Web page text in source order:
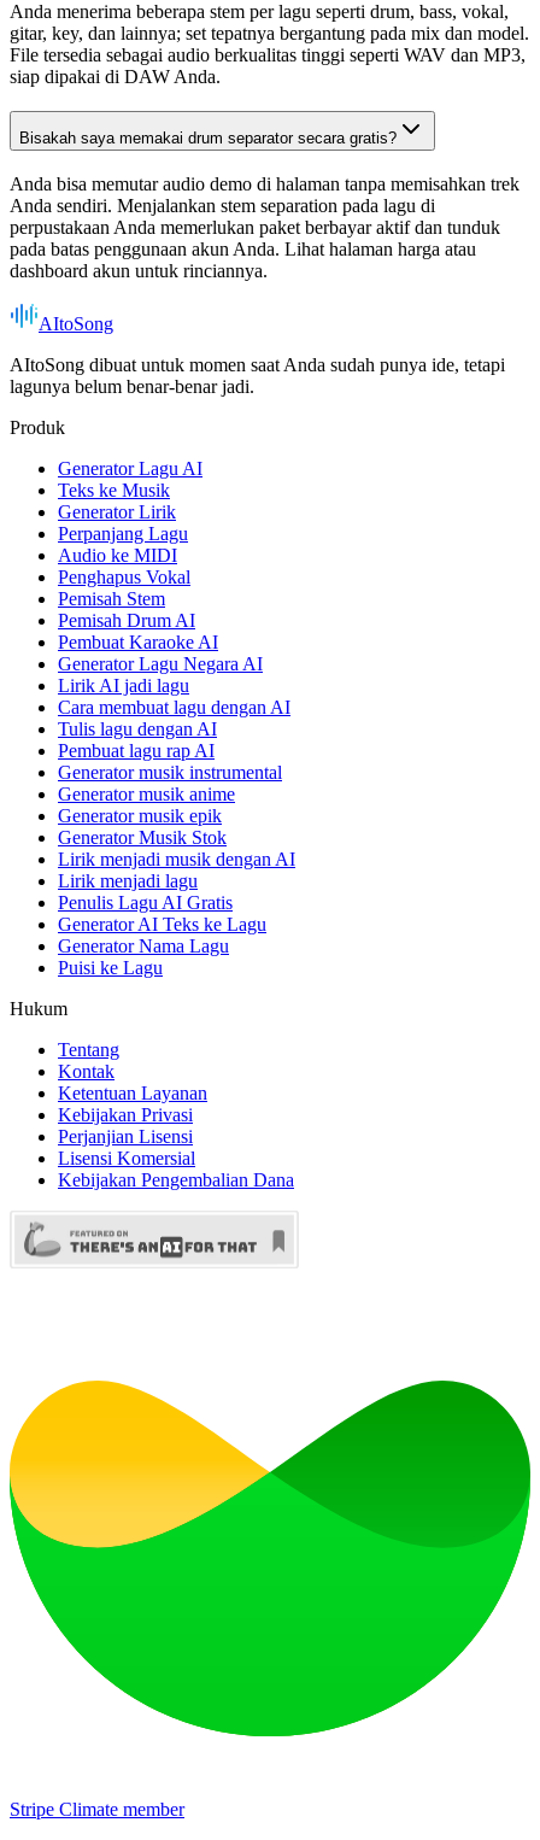
Anda menerima beberapa stem per lagu seperti drum, bass, vokal,
gitar, key, dan lainnya; set tepatnya bergantung pada mix dan model.
File tersedia sebagai audio berkualitas tinggi seperti WAV dan MP3,
siap dipakai di DAW Anda.
Bisakah saya memakai drum separator secara gratis?
Anda bisa memutar audio demo di halaman tanpa memisahkan trek
Anda sendiri. Menjalankan stem separation pada lagu di
perpustakaan Anda memerlukan paket berbayar aktif dan tunduk
pada batas penggunaan akun Anda. Lihat halaman harga atau
dashboard akun untuk rinciannya.
AItoSong
AItoSong dibuat untuk momen saat Anda sudah punya ide, tetapi
lagunya belum benar-benar jadi.
Produk
Generator Lagu AI
Teks ke Musik
Generator Lirik
Perpanjang Lagu
Audio ke MIDI
Penghapus Vokal
Pemisah Stem
Pemisah Drum AI
Pembuat Karaoke AI
Generator Lagu Negara AI
Lirik AI jadi lagu
Cara membuat lagu dengan AI
Tulis lagu dengan AI
Pembuat lagu rap AI
Generator musik instrumental
Generator musik anime
Generator musik epik
Generator Musik Stok
Lirik menjadi musik dengan AI
Lirik menjadi lagu
Penulis Lagu AI Gratis
Generator AI Teks ke Lagu
Generator Nama Lagu
Puisi ke Lagu
Hukum
Tentang
Kontak
Ketentuan Layanan
Kebijakan Privasi
Perjanjian Lisensi
Lisensi Komersial
Kebijakan Pengembalian Dana
Stripe Climate member